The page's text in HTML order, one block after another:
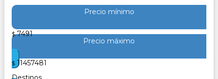
Precio mínimo
$ 7491
Precio máximo
$ 11457481